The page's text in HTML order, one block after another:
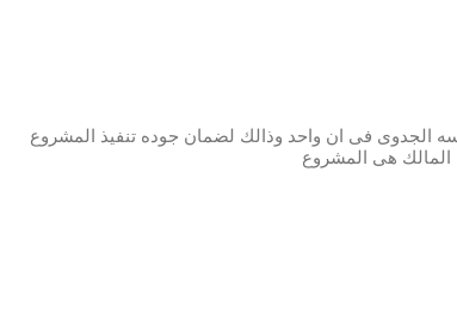
الجدوى فى ان واحد وذالك لضمان جوده تنفيذ المشروع
المالك هى المشروع